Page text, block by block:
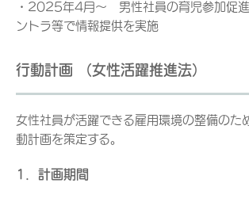
・2025年4月～ 男性社員の育児参加促進
ントラ等で情報提供を実施
行動計画 （女性活躍推進法）
女性社員が活躍できる雇用環境の整備のた
動計画を策定する。
1．計画期間